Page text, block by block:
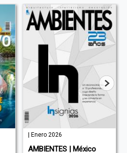
| Enero 2026
AMBIENTES | México